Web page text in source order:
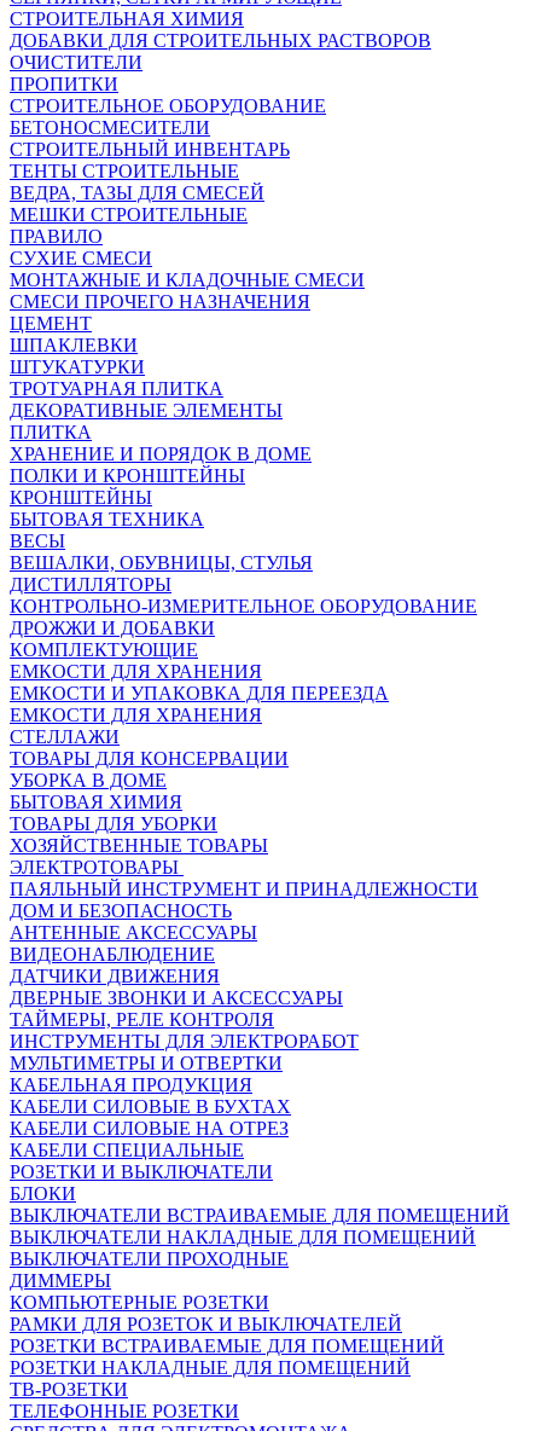
СТРОИТЕЛЬНАЯ ХИМИЯ
ДОБАВКИ ДЛЯ СТРОИТЕЛЬНЫХ РАСТВОРОВ
ОЧИСТИТЕЛИ
ПРОПИТКИ
СТРОИТЕЛЬНОЕ ОБОРУДОВАНИЕ
БЕТОНОСМЕСИТЕЛИ
СТРОИТЕЛЬНЫЙ ИНВЕНТАРЬ
ТЕНТЫ СТРОИТЕЛЬНЫЕ
ВЕДРА, ТАЗЫ ДЛЯ СМЕСЕЙ
МЕШКИ СТРОИТЕЛЬНЫЕ
ПРАВИЛО
СУХИЕ СМЕСИ
МОНТАЖНЫЕ И КЛАДОЧНЫЕ СМЕСИ
СМЕСИ ПРОЧЕГО НАЗНАЧЕНИЯ
ЦЕМЕНТ
ШПАКЛЕВКИ
ШТУКАТУРКИ
ТРОТУАРНАЯ ПЛИТКА
ДЕКОРАТИВНЫЕ ЭЛЕМЕНТЫ
ПЛИТКА
ХРАНЕНИЕ И ПОРЯДОК В ДОМЕ
ПОЛКИ И КРОНШТЕЙНЫ
КРОНШТЕЙНЫ
БЫТОВАЯ ТЕХНИКА
ВЕСЫ
ВЕШАЛКИ, ОБУВНИЦЫ, СТУЛЬЯ
ДИСТИЛЛЯТОРЫ
КОНТРОЛЬНО-ИЗМЕРИТЕЛЬНОЕ ОБОРУДОВАНИЕ
ДРОЖЖИ И ДОБАВКИ
КОМПЛЕКТУЮЩИЕ
ЕМКОСТИ ДЛЯ ХРАНЕНИЯ
ЕМКОСТИ И УПАКОВКА ДЛЯ ПЕРЕЕЗДА
ЕМКОСТИ ДЛЯ ХРАНЕНИЯ
СТЕЛЛАЖИ
ТОВАРЫ ДЛЯ КОНСЕРВАЦИИ
УБОРКА В ДОМЕ
БЫТОВАЯ ХИМИЯ
ТОВАРЫ ДЛЯ УБОРКИ
ХОЗЯЙСТВЕННЫЕ ТОВАРЫ
ЭЛЕКТРОТОВАРЫ
ПАЯЛЬНЫЙ ИНСТРУМЕНТ И ПРИНАДЛЕЖНОСТИ
ДОМ И БЕЗОПАСНОСТЬ
АНТЕННЫЕ АКСЕССУАРЫ
ВИДЕОНАБЛЮДЕНИЕ
ДАТЧИКИ ДВИЖЕНИЯ
ДВЕРНЫЕ ЗВОНКИ И АКСЕССУАРЫ
ТАЙМЕРЫ, РЕЛЕ КОНТРОЛЯ
ИНСТРУМЕНТЫ ДЛЯ ЭЛЕКТРОРАБОТ
МУЛЬТИМЕТРЫ И ОТВЕРТКИ
КАБЕЛЬНАЯ ПРОДУКЦИЯ
КАБЕЛИ СИЛОВЫЕ В БУХТАХ
КАБЕЛИ СИЛОВЫЕ НА ОТРЕЗ
КАБЕЛИ СПЕЦИАЛЬНЫЕ
РОЗЕТКИ И ВЫКЛЮЧАТЕЛИ
БЛОКИ
ВЫКЛЮЧАТЕЛИ ВСТРАИВАЕМЫЕ ДЛЯ ПОМЕЩЕНИЙ
ВЫКЛЮЧАТЕЛИ НАКЛАДНЫЕ ДЛЯ ПОМЕЩЕНИЙ
ВЫКЛЮЧАТЕЛИ ПРОХОДНЫЕ
ДИММЕРЫ
КОМПЬЮТЕРНЫЕ РОЗЕТКИ
РАМКИ ДЛЯ РОЗЕТОК И ВЫКЛЮЧАТЕЛЕЙ
РОЗЕТКИ ВСТРАИВАЕМЫЕ ДЛЯ ПОМЕЩЕНИЙ
РОЗЕТКИ НАКЛАДНЫЕ ДЛЯ ПОМЕЩЕНИЙ
ТВ-РОЗЕТКИ
ТЕЛЕФОННЫЕ РОЗЕТКИ